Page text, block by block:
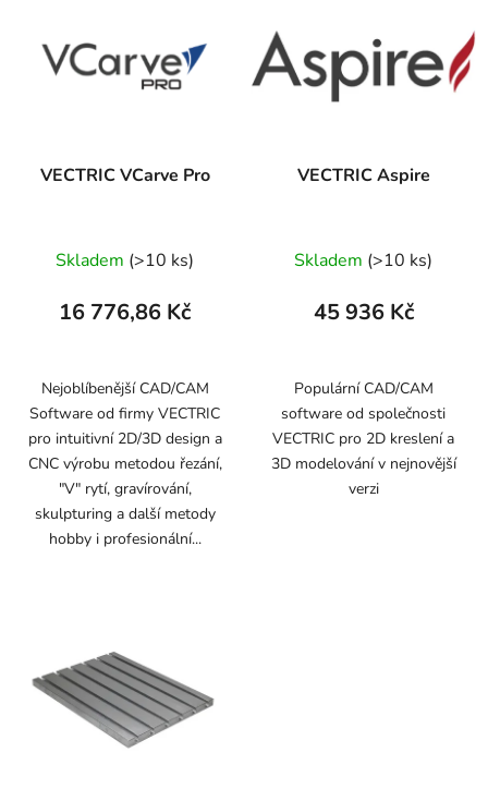
VECTRIC VCarve Pro
Skladem (>10 ks)
16 776,86 Kč
Nejoblíbenější CAD/CAM
Software od firmy VECTRIC
pro intuitivní 2D/3D design a
CNC výrobu metodou řezání,
"V" rytí, gravírování,
skulpturing a další metody
hobby i profesionální...
VECTRIC Aspire
Skladem (>10 ks)
45 936 Kč
Populární CAD/CAM
software od společnosti
VECTRIC pro 2D kreslení a
3D modelování v nejnovější
verzi